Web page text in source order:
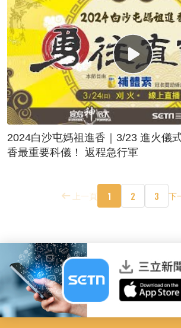
2024白沙屯媽祖進香｜3/23 進火儀
香最重要科儀！ 返程急行軍
上一頁 1 2 3 下